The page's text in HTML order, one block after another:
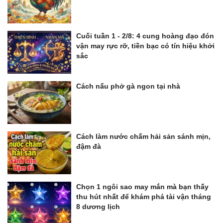
Cuối tuần 1 - 2/8: 4 cung hoàng đạo đón
vận may rực rỡ, tiền bạc có tín hiệu khởi
sắc
Cách nấu phở gà ngon tại nhà
Cách làm nước chấm hải sản sánh mịn,
đậm đà
Chọn 1 ngôi sao may mắn mà bạn thấy
thu hút nhất để khám phá tài vận tháng
8 dương lịch